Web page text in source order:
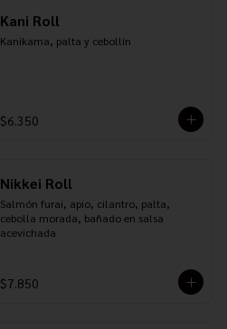
Kani Roll
Kanikama, palta y cebollín
$6.350
Nikkei Roll
Salmón furai, apio, cilantro, palta,
cebolla morada, bañado en salsa
acevichada
$7.850